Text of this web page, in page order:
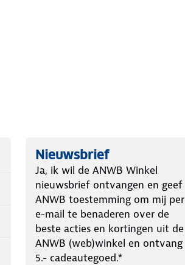
Nieuwsbrief
Ja, ik wil de ANWB Winkel
nieuwsbrief ontvangen en geef
ANWB toestemming om mij per
e-mail te benaderen over de
beste acties en kortingen uit de
ANWB (web)winkel en ontvang
5.- cadeautegoed.*